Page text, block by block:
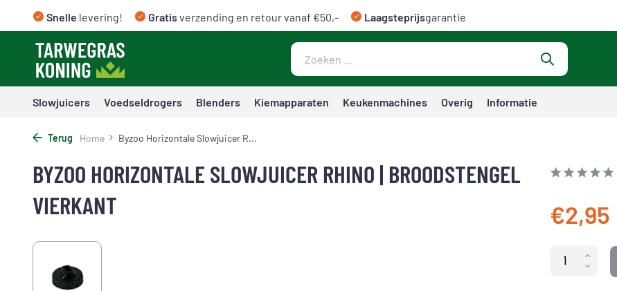
Snelle levering! Gratisverzending en retour vanaf €50,- Laagsteprijsgarantie
Slowjuicers Voedseldrogers Blenders Kiemapparaten Keukenmachines Overig Informatie
Terug Home Byzoo Horizontale Slowjuicer R...
BYZOO HORIZONTALE SLOWJUICER RHINO | BROODSTENGEL
VIERKANT
€2,95